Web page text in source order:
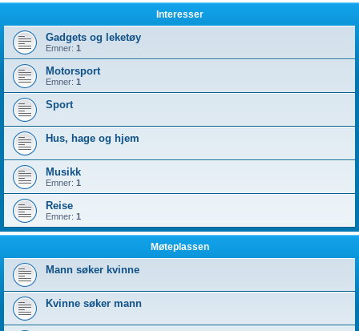
Interesser
Gadgets og leketøy
Emner: 1
Motorsport
Emner: 1
Sport
Hus, hage og hjem
Musikk
Emner: 1
Reise
Emner: 1
Møteplassen
Mann søker kvinne
Kvinne søker mann